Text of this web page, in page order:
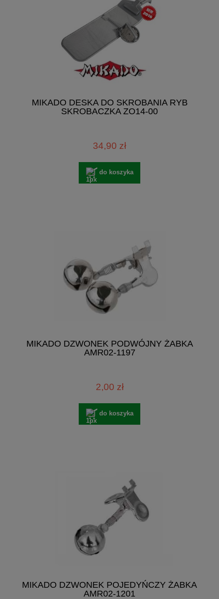
MIKADO DESKA DO SKROBANIA RYB
SKROBACZKA ZO14-00
34,90 zł
do koszyka
MIKADO DZWONEK PODWÓJNY ŻABKA
AMR02-1197
2,00 zł
do koszyka
MIKADO DZWONEK POJEDYŃCZY ŻABKA
AMR02-1201